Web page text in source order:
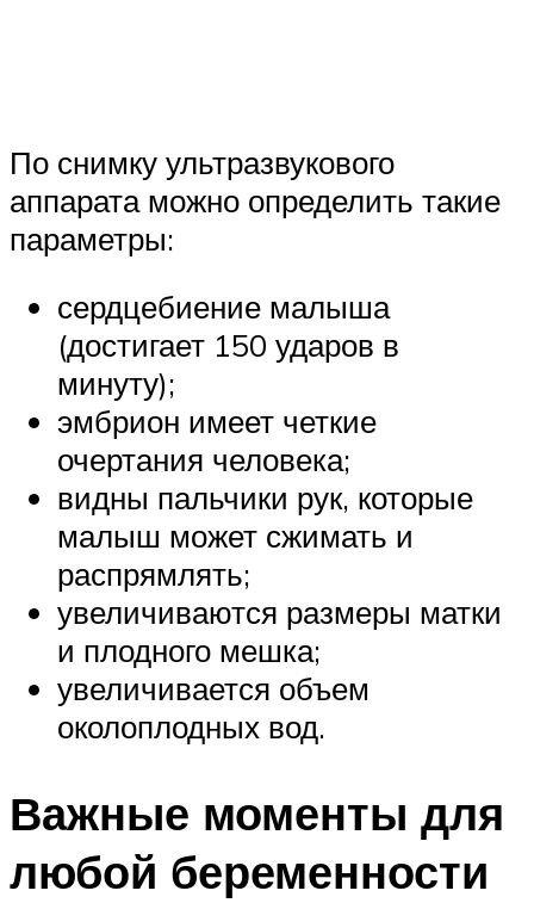
По снимку ультразвукового
аппарата можно определить такие
параметры:
сердцебиение малыша
(достигает 150 ударов в
минуту);
эмбрион имеет четкие
очертания человека;
видны пальчики рук, которые
малыш может сжимать и
распрямлять;
увеличиваются размеры матки
и плодного мешка;
увеличивается объем
околоплодных вод.
Важные моменты для
любой беременности